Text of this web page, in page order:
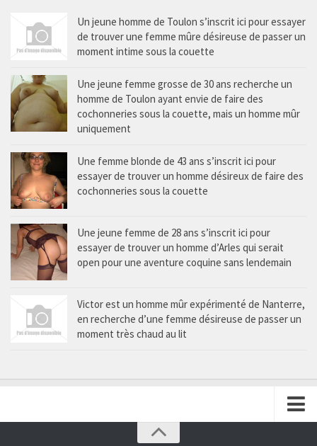
Un jeune homme de Toulon s’inscrit ici pour essayer
de trouver une femme mûre désireuse de passer un
moment intime sous la couette
Une jeune femme grosse de 30 ans recherche un
homme de Toulon ayant envie de faire des
cochonneries sous la couette, mais un homme mûr
uniquement
Une femme blonde de 43 ans s’inscrit ici pour
essayer de trouver un homme désireux de faire des
cochonneries sous la couette
Une jeune femme de 28 ans s’inscrit ici pour
essayer de trouver un homme d’Arles qui serait
open pour une aventure coquine sans lendemain
Victor est un homme mûr expérimenté de Nanterre,
en recherche d’une femme désireuse de passer un
moment très chaud au lit